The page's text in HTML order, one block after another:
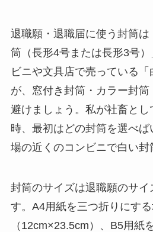
退職願・退職届に使う封筒
筒（長形4号または長形3号
ビニや文具店で売っている
が、窓付き封筒・カラー封
避けましょう。私が社畜とし
時、最初はどの封筒を選べ
場の近くのコンビニで白い封
封筒のサイズは退職願のサイ
す。A4用紙を三つ折りにす
（12cm×23.5cm）、B5用紙